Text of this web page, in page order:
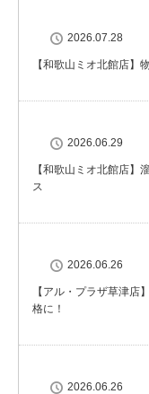
2026.07.28
【和歌山ミオ北館店】
2026.06.29
【和歌山ミオ北館店】
ス
2026.06.26
【アル・プラザ草津
格に！
2026.06.26